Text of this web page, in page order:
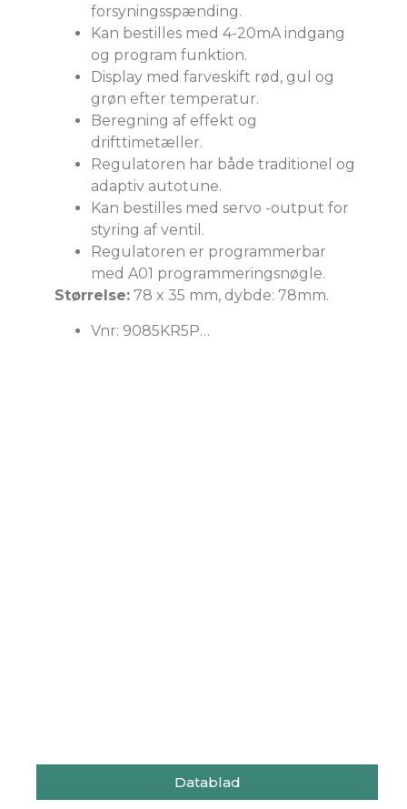
forsyningsspænding.
Kan bestilles med 4-20mA indgang
og program funktion.
Display med farveskift rød, gul og
grøn efter temperatur.
Beregning af effekt og
drifttimetæller.
Regulatoren har både traditionel og
adaptiv autotune.
Kan bestilles med servo -output for
styring af ventil.
Regulatoren er programmerbar
med A01 programmeringsnøgle.
Størrelse: 78 x 35 mm, dybde: 78mm.
Vnr: 9085KR5P…
Datablad